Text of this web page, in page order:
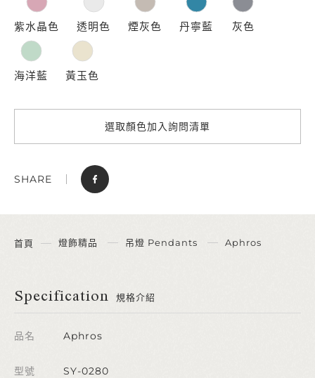
紫水晶色 透明色 煙灰色 丹寧藍 灰色
海洋藍 黃玉色
選取顏色加入詢問清單
SHARE
首頁 燈飾精品 吊燈 Pendants Aphros
Specification 規格介紹
品名 Aphros
型號 SY-0280